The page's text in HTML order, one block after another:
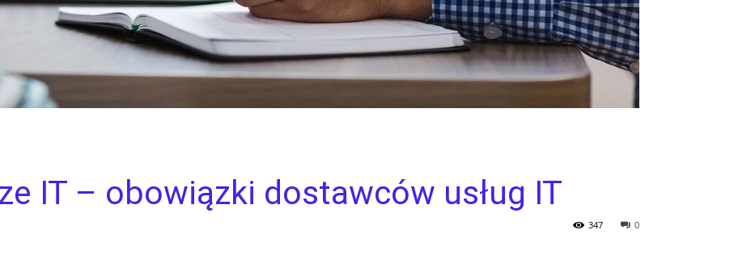
IT – obowiązki dostawców usług IT
0
347